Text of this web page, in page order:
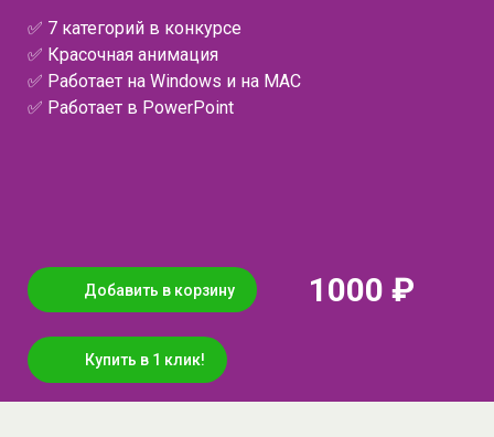
✅ 7 категорий в конкурсе
✅ Красочная анимация
✅ Работает на Windows и на MAC
✅ Работает в PowerPoint
Добавить в корзину 1000 ₽
Купить в 1 клик!